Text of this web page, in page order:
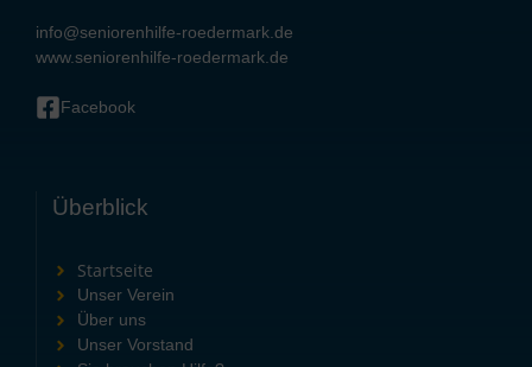
info@seniorenhilfe-roedermark.de
www.seniorenhilfe-roedermark.de
Facebook
Überblick
Startseite
Unser Verein
Über uns
Unser Vorstand